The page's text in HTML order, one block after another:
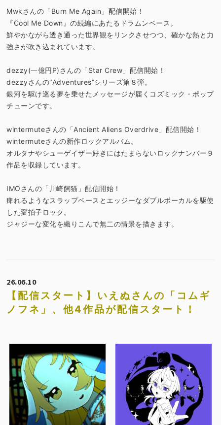
Mwkさんの「Burn Me Again」配信開始！
『Cool Me Down』の続編にあたるドラムンベース。
鮮やかながら透き通った世界観をリンクさせつつ、確かな熱と力
強さが吹き込まれています。
dezzy(一億円P)さんの「Star Crew」配信開始！
dezzyさんの“Adventures”シリーズ第８弾。
銀河を駆け巡る夢を乗せたメッセージが届くコズミック・ポップ
チューンです。
wintermuteさんの「Ancient Aliens Overdrive」配信開始！
wintermuteさんの新作ロックアルバム。
オルタナやシューゲイザー好きにはたまらないロックナンバー９
作品を収録しています。
IMOさんの「川崎飼猫」配信開始！
痺れるようなスラップベースとエッジーなダブルボーカルを駆使
した変拍子ロック。
ジャジーな変化を織りこんで無二の情景を描きます。
26.06.10
【配信スタート】いえぬさんの「コムギ
ノフネ」、他4作品が配信スタート！